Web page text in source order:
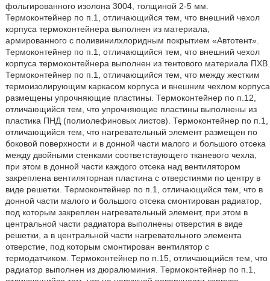
фольгированного изолона 3004, толщиной 2-5 мм.
Термоконтейнер по п.1, отличающийся тем, что внешний чехол
корпуса термоконтейнера выполнен из материала,
армированного с поливинилхлоридным покрытием «Автотент».
Термоконтейнер по п.1, отличающийся тем, что внешний чехол
корпуса термоконтейнера выполнен из тентового материала ПХВ.
Термоконтейнер по п.1, отличающийся тем, что между жестким
термоизолирующим каркасом корпуса и внешним чехлом корпуса
размещены упрочняющие пластины. Термоконтейнер по п.12,
отличающийся тем, что упрочняющие пластины выполнены из
пластика ПНД (полиолефиновых листов). Термоконтейнер по п.1,
отличающийся тем, что нагревательный элемент размещен по
боковой поверхности и в донной части малого и большого отсека
между двойными стенками соответствующего тканевого чехла,
при этом в донной части каждого отсека над вентилятором
закреплена вентиляторная пластина с отверстиями по центру в
виде решетки. Термоконтейнер по п.1, отличающийся тем, что в
донной части малого и большого отсека смонтирован радиатор,
под которым закреплен нагревательный элемент, при этом в
центральной части радиатора выполнены отверстия в виде
решетки, а в центральной части нагревательного элемента
отверстие, под которым смонтирован вентилятор с
термодатчиком. Термоконтейнер по п.15, отличающийся тем, что
радиатор выполнен из дюралюминия. Термоконтейнер по п.1,